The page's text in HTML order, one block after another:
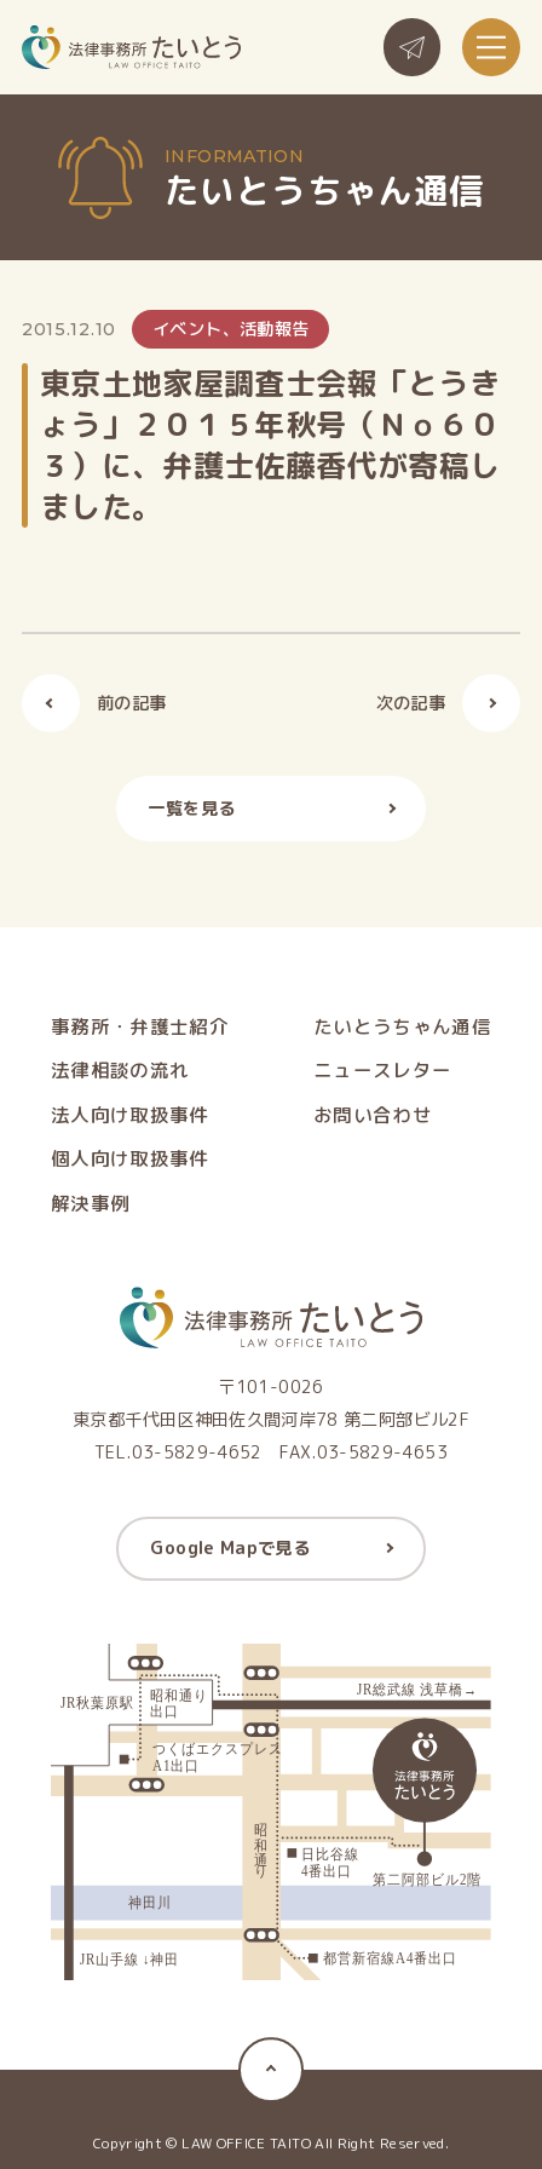
たいとうちゃん通信
2015.12.10 イベント、活動報告
東京土地家屋調査士会報「とうき
ょう」２０１５年秋号（Ｎｏ６０
３）に、弁護士佐藤香代が寄稿し
ました。
前の記事
一覧を見る
次の記事
事務所・弁護士紹介
法律相談の流れ
法人向け取扱事件
個人向け取扱事件
解決事例
たいとうちゃん通信
ニュースレター
お問い合わせ
〒101-0026
東京都千代田区神田佐久間河岸78 第二阿部ビル2F
TEL.03-5829-4652 FAX.03-5829-4653
Google Mapで見る
Copyright © LAW OFFICE TAITO All Right Reserved.